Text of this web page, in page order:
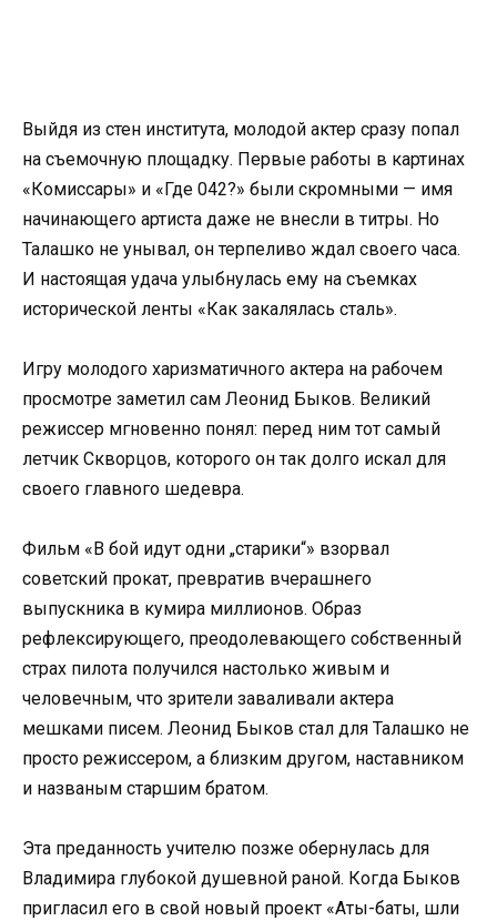
Выйдя из стен института, молодой актер сразу попал
на съемочную площадку. Первые работы в картинах
«Комиссары» и «Где 042?» были скромными — имя
начинающего артиста даже не внесли в титры. Но
Талашко не унывал, он терпеливо ждал своего часа.
И настоящая удача улыбнулась ему на съемках
исторической ленты «Как закалялась сталь».
Игру молодого харизматичного актера на рабочем
просмотре заметил сам Леонид Быков. Великий
режиссер мгновенно понял: перед ним тот самый
летчик Скворцов, которого он так долго искал для
своего главного шедевра.
Фильм «В бой идут одни „старики“» взорвал
советский прокат, превратив вчерашнего
выпускника в кумира миллионов. Образ
рефлексирующего, преодолевающего собственный
страх пилота получился настолько живым и
человечным, что зрители заваливали актера
мешками писем. Леонид Быков стал для Талашко не
просто режиссером, а близким другом, наставником
и названым старшим братом.
Эта преданность учителю позже обернулась для
Владимира глубокой душевной раной. Когда Быков
пригласил его в свой новый проект «Аты-баты, шли